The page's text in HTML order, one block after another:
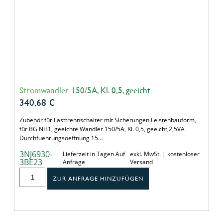
Stromwandler 150/5A, Kl. 0,5, geeicht
340,68 €
Zubehör für Lasttrennschalter mit Sicherungen Leistenbauform,
für BG NH1, geeichte Wandler 150/5A, Kl. 0,5, geeicht,2,5VA
Durchfuehrungsoeffnung 15…
3NJ6930-
3BE23
Lieferzeit in Tagen Auf
Anfrage
exkl. MwSt. | kostenloser
Versand
ZUR ANFRAGE HINZUFÜGEN